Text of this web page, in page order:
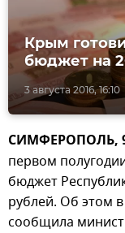
3 августа 2016, 16:10
Крым
бюджет на
СИМФЕРОПОЛЬ,
первом
бюджет
рублей. Об этом
сообщила